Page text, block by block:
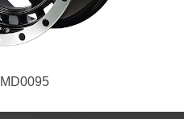
MD0095